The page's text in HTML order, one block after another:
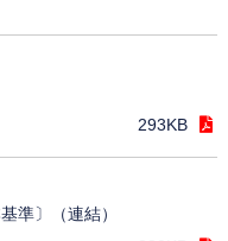
293KB
準〕（連結）